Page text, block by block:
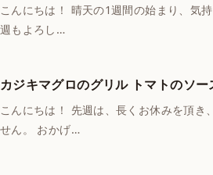
こんにちは！ 晴天の1週間の始まり、気
週もよろし…
カジキマグロのグリル トマトのソー
こんにちは！ 先週は、長くお休みを頂き
せん。 おかげ…